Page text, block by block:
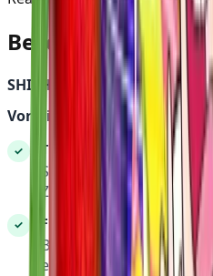
Beschreibung
SHISHA TABAK | HOLSTER |
Vorteile:
✓ TROPISCHER GENUSS
Saftige Ananas trifft
Zitrone.
✓ FRISCHES AROMA
Belebende Kombination
erfrischendes